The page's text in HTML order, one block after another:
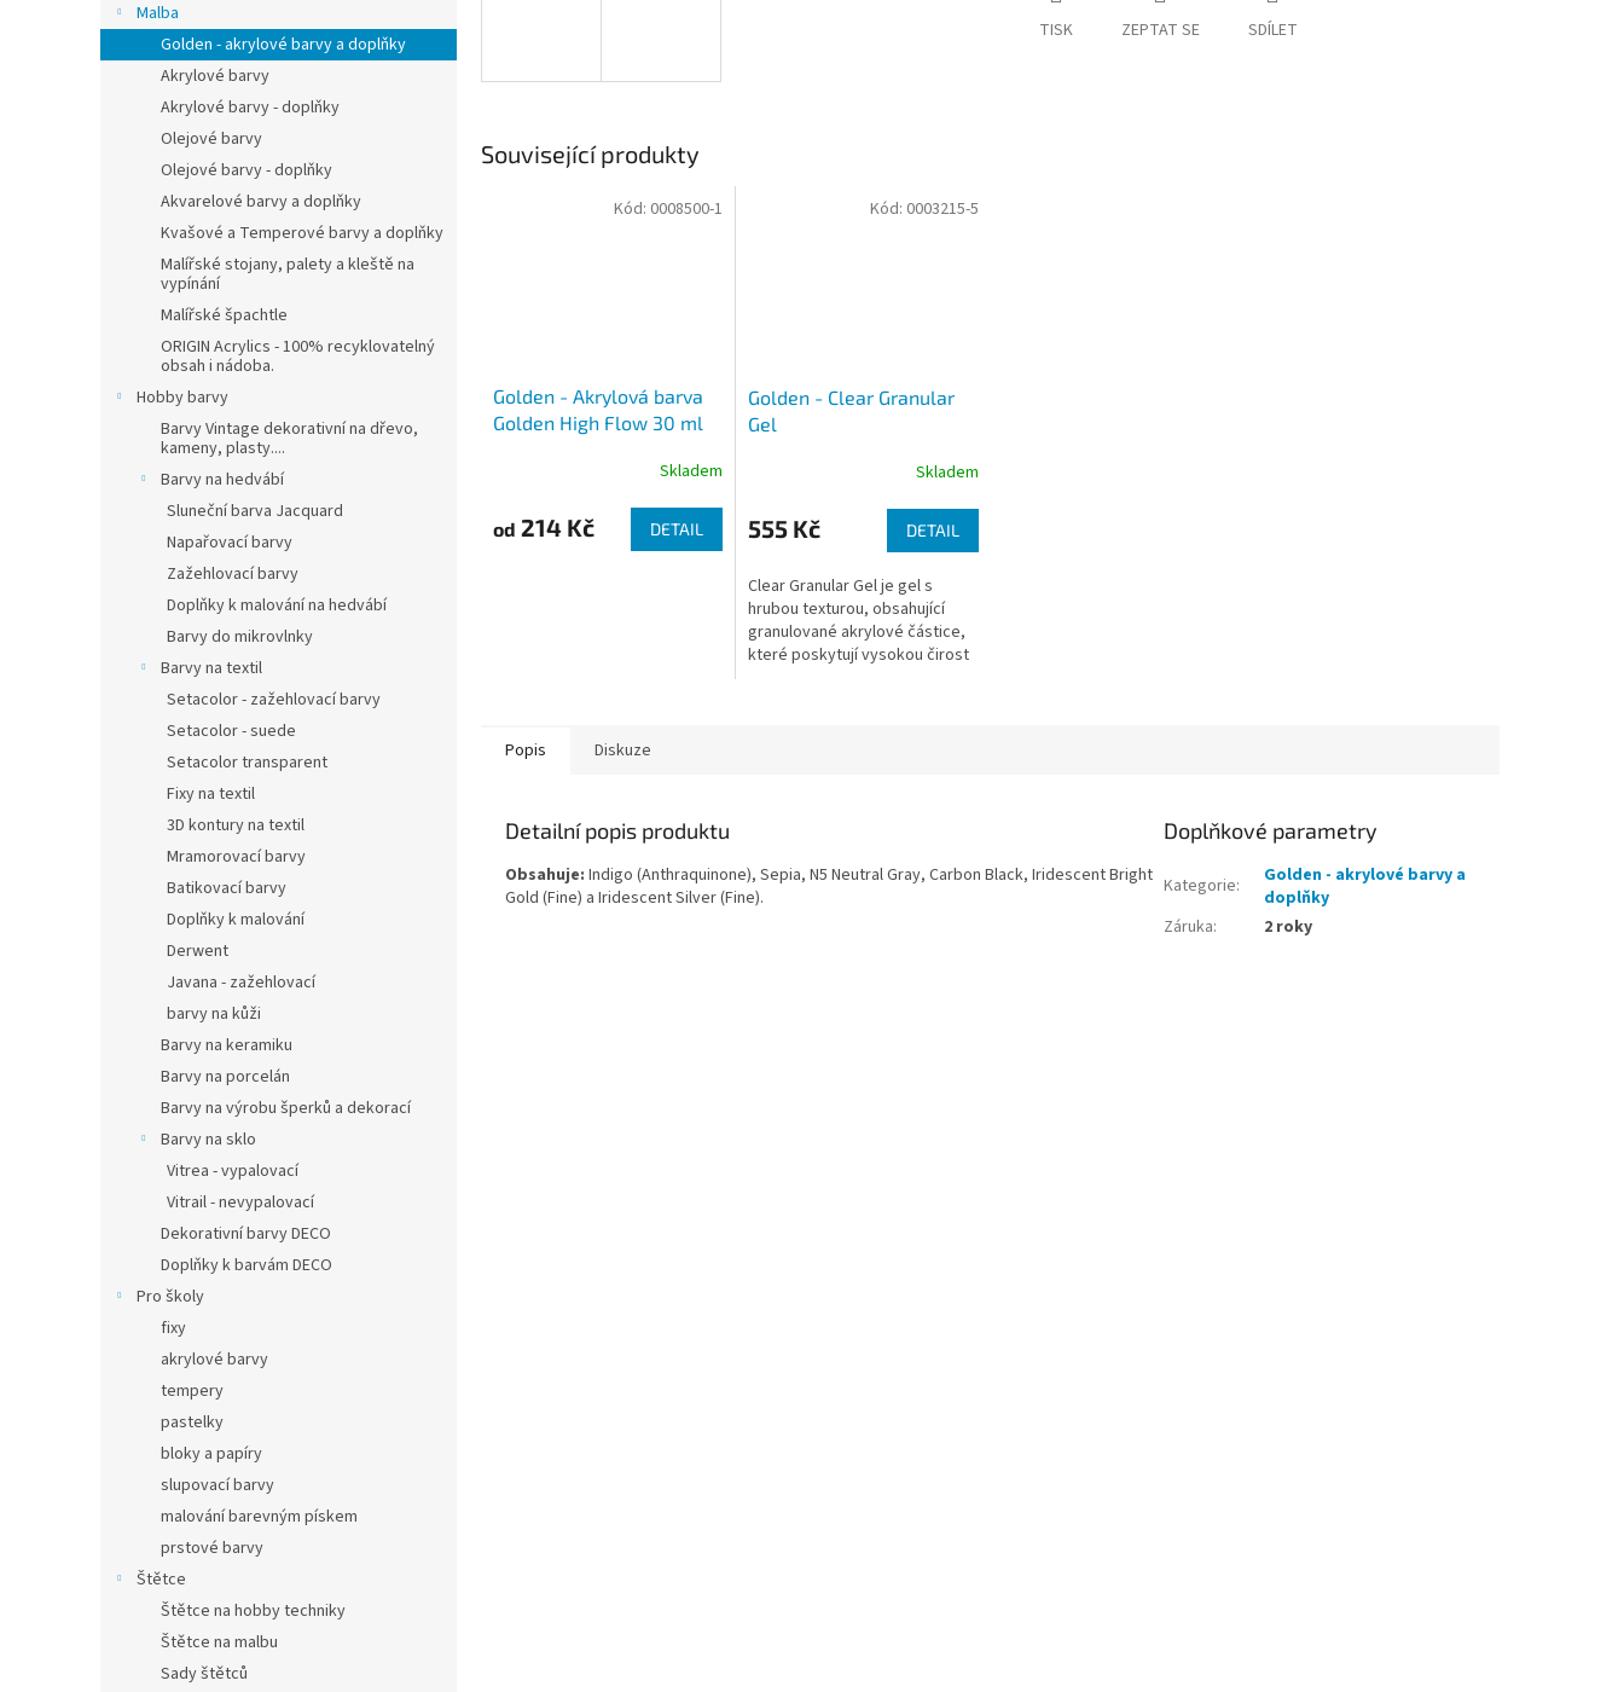
Malba
Golden - akrylové barvy a doplňky
Akrylové barvy
Akrylové barvy - doplňky
Olejové barvy
Olejové barvy - doplňky
Akvarelové barvy a doplňky
Kvašové a Temperové barvy a doplňky
Malířské stojany, palety a kleště na
vypínání
Malířské špachtle
ORIGIN Acrylics - 100% recyklovatelný
obsah i nádoba.
Hobby barvy
Barvy Vintage dekorativní na dřevo,
kameny, plasty....
Barvy na hedvábí
Sluneční barva Jacquard
Napařovací barvy
Zažehlovací barvy
Doplňky k malování na hedvábí
Barvy do mikrovlnky
Barvy na textil
Setacolor - zažehlovací barvy
Setacolor - suede
Setacolor transparent
Fixy na textil
3D kontury na textil
Mramorovací barvy
Batikovací barvy
Doplňky k malování
Derwent
Javana - zažehlovací
barvy na kůži
Barvy na keramiku
Barvy na porcelán
Barvy na výrobu šperků a dekorací
Barvy na sklo
Vitrea - vypalovací
Vitrail - nevypalovací
Dekorativní barvy DECO
Doplňky k barvám DECO
Pro školy
fixy
akrylové barvy
tempery
pastelky
bloky a papíry
slupovací barvy
malování barevným pískem
prstové barvy
Štětce
Štětce na hobby techniky
Štětce na malbu
Sady štětců
TISK ZEPTAT SE SDÍLET
Související produkty
Golden - Akrylová barva
Golden High Flow 30 ml
Skladem
od 214 Kč DETAIL
Kód: 0008500-1
Golden - Clear Granular
Gel
Skladem
555 Kč DETAIL
Clear Granular Gel je gel s
hrubou texturou, obsahující
granulované akrylové částice,
které poskytují vysokou čirost
Kód: 0003215-5
Popis Diskuze
Detailní popis produktu
Obsahuje: Indigo (Anthraquinone), Sepia, N5 Neutral Gray, Carbon Black, Iridescent Bright
Gold (Fine) a Iridescent Silver (Fine).
Doplňkové parametry
Kategorie:
Golden - akrylové barvy a
doplňky
Záruka: 2 roky